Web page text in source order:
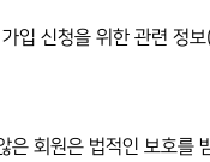
신청을 위한 관련 정
회원은 법적인 보호를